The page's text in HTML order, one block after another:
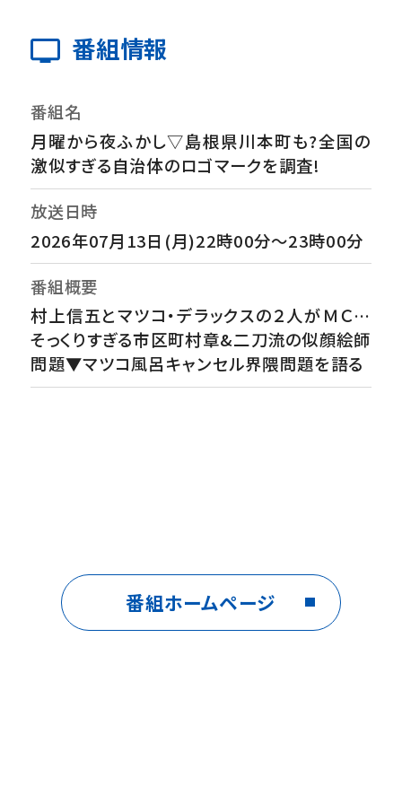
番組情報
番組名
月曜から夜ふかし▽島根県川本町も?全国の
激似すぎる自治体のロゴマークを調査!
放送日時
2026年07月13日(月)22時00分～23時00分
番組概要
村上信五とマツコ・デラックスの２人がＭＣ…
そっくりすぎる市区町村章&二刀流の似顔絵師
問題▼マツコ風呂キャンセル界隈問題を語る
番組ホームページ